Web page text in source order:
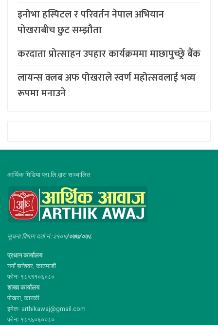
इनोभा हस्पिटल र परिवर्तन नेपाल अभियान
पोखराबीच छुट सम्झौता
करदाता प्रोत्साहन उपहार कार्यक्रममा माछापुच्छ्र्रे बैंक
लायन्स क्लब अफ पोखराले स्वर्ण महोत्सवलाई भव्य
रूपमा मनाउने
आर्थिक मिडिया प्रा.लि.द्वारा सञ्चालित
सूचना विभाग दर्ता नं :२१०५/०७७/०७८
प्रधान कार्यालय
नयाँ बानेश्वर, काठमाडौं
फोनः ९८५११०६०८०
शाखा कार्यालय
पोखरा, कास्की
इमेलः arthikawaj@gmail.com
फोनः ९८५६०६००८०